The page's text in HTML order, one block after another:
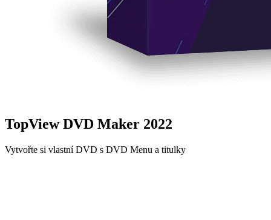
TopView DVD Maker 2022
Vytvořte si vlastní DVD s DVD Menu a titulky